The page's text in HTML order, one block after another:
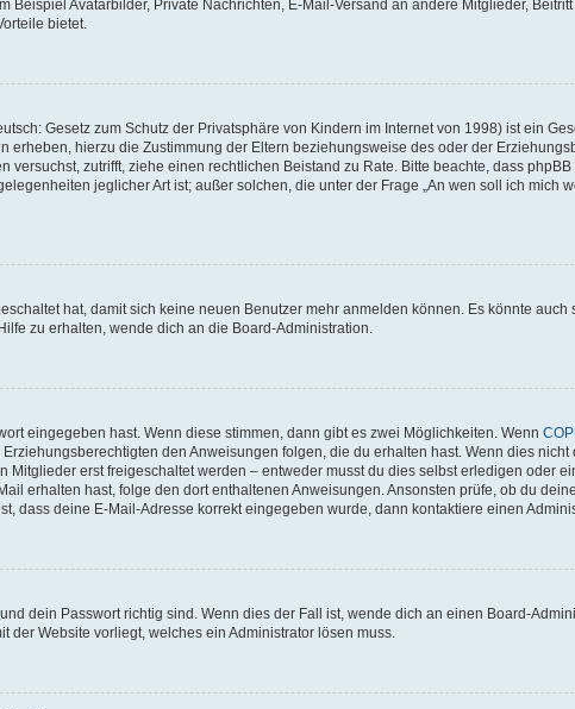
Beispiel Avatarbilder, Private Nachrichten, E-Mail-Versand an andere Mitglieder,
bietet.
Gesetz zum Schutz der Privatsphäre von Kindern im Internet von 1998) ist ein
hierzu die Zustimmung der Eltern beziehungsweise des oder der
zutrifft, ziehe einen rechtlichen Beistand zu Rate. Bitte beachte, dass
jeglicher Art ist; außer solchen, die unter der Frage „An wen soll ich mich
hat, damit sich keine neuen Benutzer mehr anmelden können. Es könnte
zu erhalten, wende dich an die Board-Administration.
eingegeben hast. Wenn diese stimmen, dann gibt es zwei Möglichkeiten. Wenn
den Anweisungen folgen, die du erhalten hast. Wenn dies
erst freigeschaltet werden – entweder musst du dies selbst erledigen oder
erhalten hast, folge den dort enthaltenen Anweisungen. Ansonsten prüfe, ob du
dass deine E-Mail-Adresse korrekt eingegeben wurde, dann kontaktiere einen
dein Passwort richtig sind. Wenn dies der Fall ist, wende dich an einen Board-
der Website vorliegt, welches ein Administrator lösen muss.